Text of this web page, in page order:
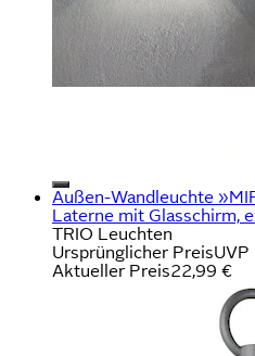
Außen-Wandleuchte
Laterne mit Glasschirm,
TRIO Leuchten
Ursprünglicher PreisUVP
Aktueller Preis22,99 €